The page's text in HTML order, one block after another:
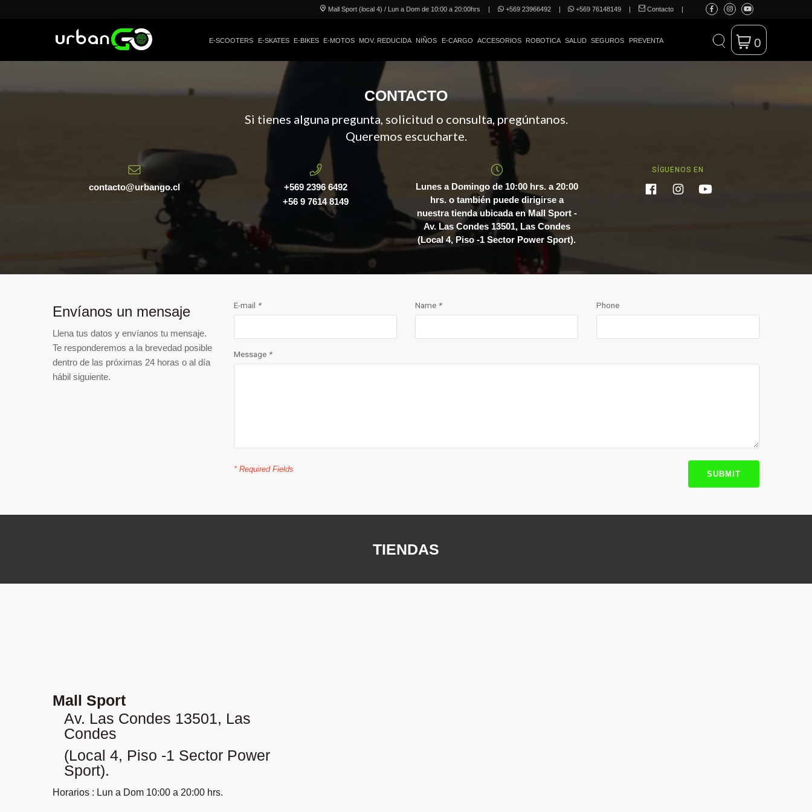
Mall Sport (local 4) / Lun a Dom de 10:00 a 20:00hrs | +569 23966492 | +569 76148149 | Contacto |
E-SCOOTERS E-SKATES E-BIKES E-MOTOS MOV. REDUCIDA NIÑOS E-CARGO ACCESORIOS ROBOTICA SALUD SEGUROS PREVENTA 0
CONTACTO
Si tienes alguna pregunta, solicitud o consulta, pregúntanos.
Queremos escucharte.
contacto@urbango.cl
+569 2396 6492
+56 9 7614 8149
Lunes a Domingo de 10:00 hrs. a 20:00
hrs. o también puede dirigirse a
nuestra tienda ubicada en Mall Sport -
Av. Las Condes 13501, Las Condes
(Local 4, Piso -1 Sector Power Sport).
SÍGUENOS EN
Envíanos un mensaje
Llena tus datos y envíanos tu mensaje.
Te responderemos a la brevedad posible
dentro de las próximas 24 horas o al día
hábil siguiente.
E-mail * Name * Phone
Message *
* Required Fields
TIENDAS
Mall Sport
Av. Las Condes 13501, Las
Condes
(Local 4, Piso -1 Sector Power
Sport).
Horarios : Lun a Dom 10:00 a 20:00 hrs.